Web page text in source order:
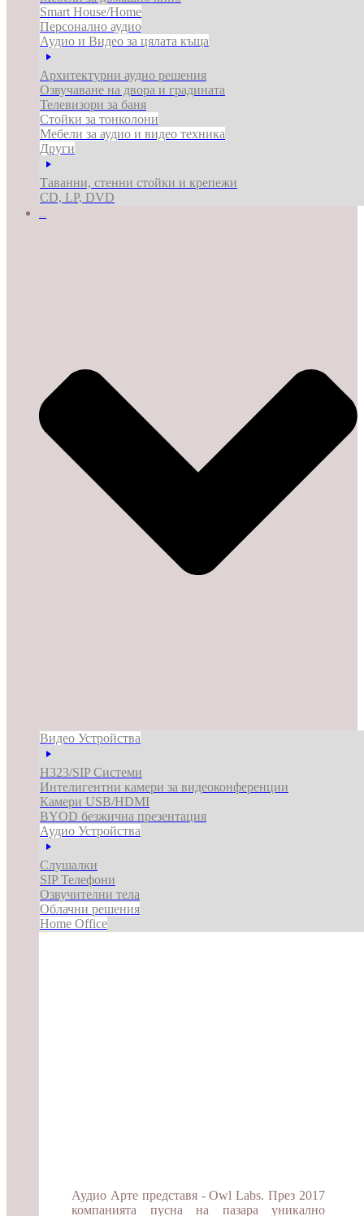
Smart House/Home
Персонално аудио
Аудио и Видео за цялата къща
Архитектурни аудио решения
Озвучаване на двора и градината
Телевизори за баня
Стойки за тонколони
Мебели за аудио и видео техника
Други
Таванни, стенни стойки и крепежи
CD, LP, DVD
Видео Устройства
H323/SIP Системи
Интелигентни камери за видеоконференции
Камери USB/HDMI
BYOD безжична презентация
Аудио Устройства
Слушалки
SIP Телефони
Озвучителни тела
Облачни решения
Home Office
Аудио Арте представя - Owl Labs. През 2017
компанията пусна на пазара уникално